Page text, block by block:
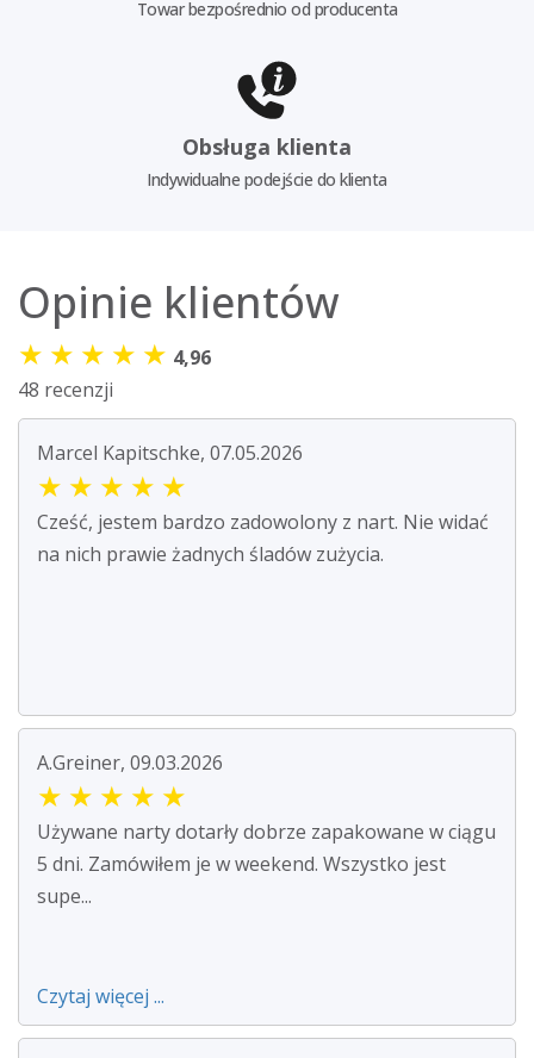
Towar bezpośrednio od producenta
Obsługa klienta
Indywidualne podejście do klienta
Opinie klientów
★ ★ ★ ★ ★ 4,96
48 recenzji
Marcel Kapitschke, 07.05.2026
★ ★ ★ ★ ★
Cześć, jestem bardzo zadowolony z nart. Nie widać
na nich prawie żadnych śladów zużycia.
A.Greiner, 09.03.2026
★ ★ ★ ★ ★
Używane narty dotarły dobrze zapakowane w ciągu
5 dni. Zamówiłem je w weekend. Wszystko jest
supe...
Czytaj więcej ...